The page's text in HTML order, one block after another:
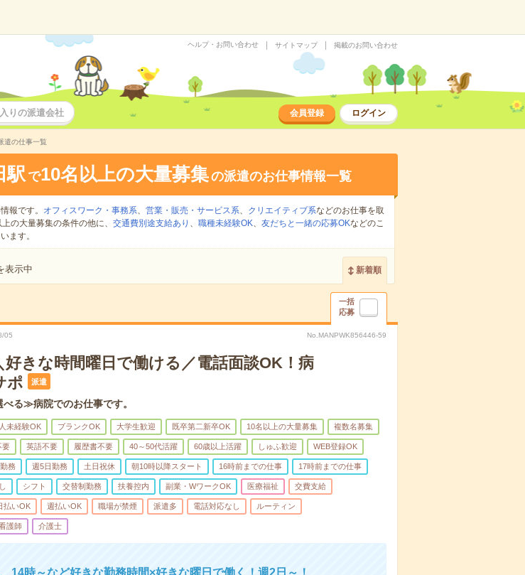
ヘルプ・お問い合わせ サイトマップ 掲載のお問い合わせ
りの派遣会社 会員登録 ログイン
遣の仕事一覧
駅 で10名以上の大量募集の派遣のお仕事情報一覧
報です。 オフィスワーク・事務系、 営業・販売・サービス系、 クリエイティブ系などのお仕事を取
の大量募集の条件の他に、 交通費別途支給あり 、 職種未経験OK、 友だちと一緒の応募OKなどのこ
ます。
表示中 新着順
一括
応募
05 No.MANPWK856446-59
好きな時間曜日で働ける／電話面談OK！病
ポ
派遣
る≫病院でのお仕事です。
未経験OK ブランクOK 大学生歓迎 既卒第二新卒OK 10名以上の大量募集 複数名募集
要 英語不要 履歴書不要 40～50代活躍 60歳以上活躍 しゅふ歓迎 WEB登録OK
務 週5日勤務 土日祝休 朝10時以降スタート 16時前までの仕事 17時前までの仕事
シフト 交替制勤務 扶養控内 副業・WワークOK 医療福祉 交費支給
払いOK 週払いOK 職場が禁煙 派遣多 電話対応なし ルーティン
護師 介護士
14時～など好きな勤務時間×好きな曜日で働く！週2日～！